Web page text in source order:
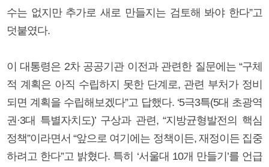
수는 없지만 추가로 새로 만들지는 검토해 봐야 한다”고
덧붙였다.
이 대통령은 2차 공공기관 이전과 관련한 질문에는 “구체
적 계획은 아직 수립하지 못한 단계로, 관련 부처가 정비
되면 계획을 수립해보겠다”고 답했다. ‘5극3특(5대 초광역
권·3대 특별자치도)’ 구상과 관련, “지방균형발전의 핵심
정책”이라면서 “앞으로 여기에는 정책이든, 재정이든 집중
하려고 한다”고 밝혔다. 특히 ‘서울대 10개 만들기’를 언급